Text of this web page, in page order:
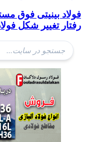
فولاد بینیتی فوق
رفتار تغییر شکل